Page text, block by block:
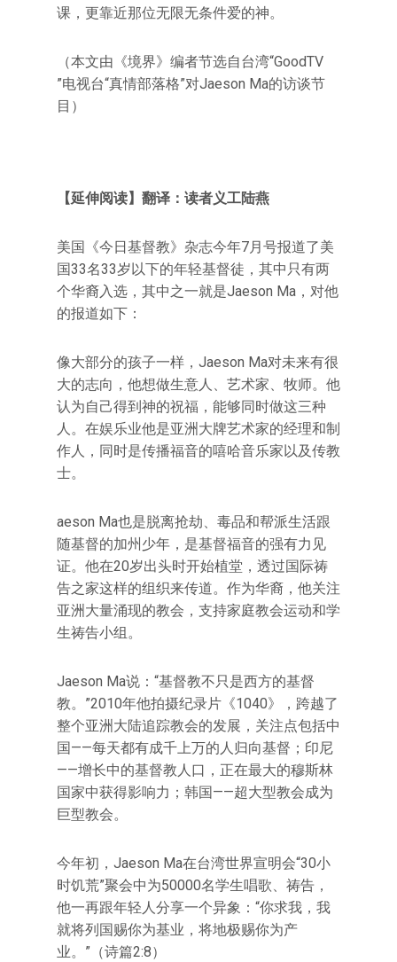
课，更靠近那位无限无条件爱的神。
（本文由《境界》编者节选自台湾“GoodTV
”电视台“真情部落格”对Jaeson Ma的访谈节
目）
【延伸阅读】翻译：读者义工陆燕
美国《今日基督教》杂志今年7月号报道了美
国33名33岁以下的年轻基督徒，其中只有两
个华裔入选，其中之一就是Jaeson Ma，对他
的报道如下：
像大部分的孩子一样，Jaeson Ma对未来有很
大的志向，他想做生意人、艺术家、牧师。他
认为自己得到神的祝福，能够同时做这三种
人。在娱乐业他是亚洲大牌艺术家的经理和制
作人，同时是传播福音的嘻哈音乐家以及传教
士。
aeson Ma也是脱离抢劫、毒品和帮派生活跟
随基督的加州少年，是基督福音的强有力见
证。他在20岁出头时开始植堂，透过国际祷
告之家这样的组织来传道。作为华裔，他关注
亚洲大量涌现的教会，支持家庭教会运动和学
生祷告小组。
Jaeson Ma说：“基督教不只是西方的基督
教。”2010年他拍摄纪录片《1040》，跨越了
整个亚洲大陆追踪教会的发展，关注点包括中
国——每天都有成千上万的人归向基督；印尼
——增长中的基督教人口，正在最大的穆斯林
国家中获得影响力；韩国——超大型教会成为
巨型教会。
今年初，Jaeson Ma在台湾世界宣明会“30小
时饥荒”聚会中为50000名学生唱歌、祷告，
他一再跟年轻人分享一个异象：“你求我，我
就将列国赐你为基业，将地极赐你为产
业。”（诗篇2:8）